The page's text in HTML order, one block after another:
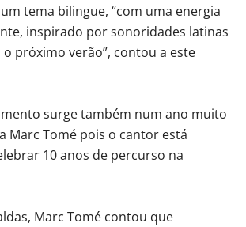
um tema bilingue, “com uma energia
inspirado por sonoridades latinas
próximo verão”, contou a este
surge também num ano muito
Marc Tomé pois o cantor está
10 anos de percurso na
Marc Tomé contou que